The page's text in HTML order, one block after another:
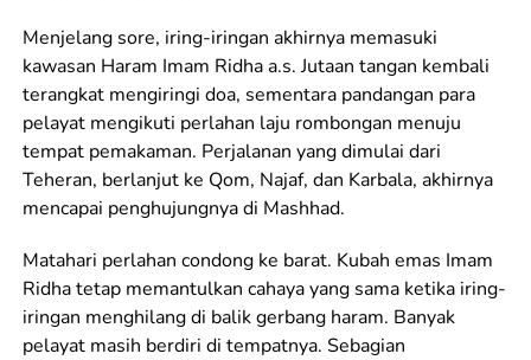
Menjelang sore, iring-iringan akhirnya memasuki
kawasan Haram Imam Ridha a.s. Jutaan tangan kembali
terangkat mengiringi doa, sementara pandangan para
pelayat mengikuti perlahan laju rombongan menuju
tempat pemakaman. Perjalanan yang dimulai dari
Teheran, berlanjut ke Qom, Najaf, dan Karbala, akhirnya
mencapai penghujungnya di Mashhad.
Matahari perlahan condong ke barat. Kubah emas Imam
Ridha tetap memantulkan cahaya yang sama ketika iring-
iringan menghilang di balik gerbang haram. Banyak
pelayat masih berdiri di tempatnya. Sebagian